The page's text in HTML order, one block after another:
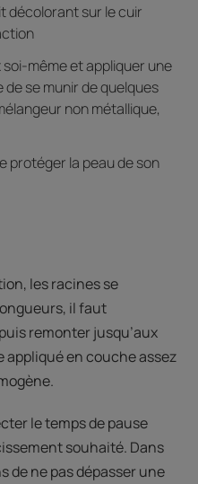
décolorant sur le cuir
même et appliquer une
se munir de quelques
non métallique,
protéger la peau de son
les racines se
il faut
remonter jusqu’aux
appliqué en couche assez
le temps de pause
souhaité. Dans
de ne pas dépasser une